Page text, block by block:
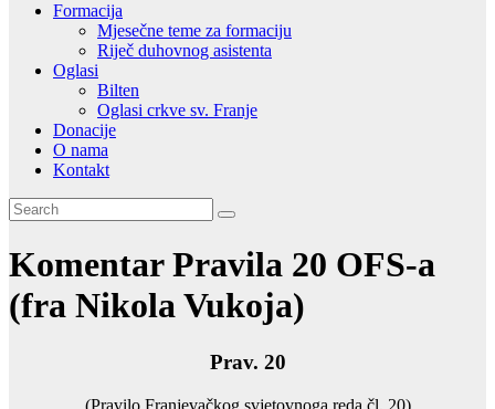
Formacija
Mjesečne teme za formaciju
Riječ duhovnog asistenta
Oglasi
Bilten
Oglasi crkve sv. Franje
Donacije
O nama
Kontakt
Komentar Pravila 20 OFS-a
(fra Nikola Vukoja)
Prav. 20
(Pravilo Franjevačkog svjetovnoga reda čl. 20)